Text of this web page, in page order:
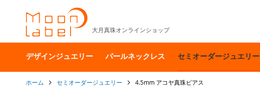
大月真珠オンラインショップ
デザインジュエリー パールネックレス セミオーダージュエリー
ホーム セミオーダージュエリー 4.5mm アコヤ真珠ピアス